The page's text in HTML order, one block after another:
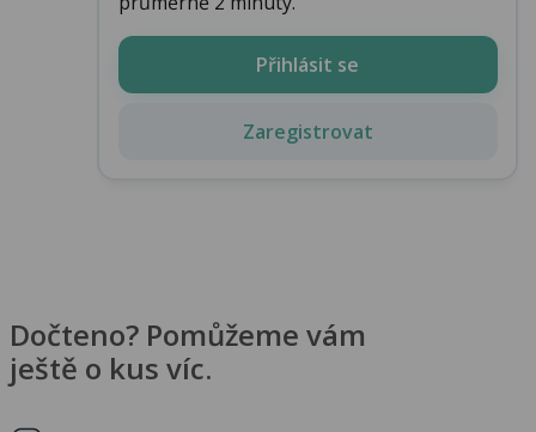
Přihlásit se
Zaregistrovat
Dočteno? Pomůžeme vám
ještě o kus víc.